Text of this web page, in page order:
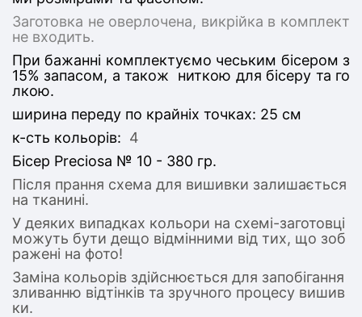
Заготовка не оверлочена, викрійка в комплект
не входить.
При бажанні комплектуємо чеським бісером з
15% запасом, а також ниткою для бісеру та го
лкою.
ширина переду по крайніх точках: 25 см
к-сть кольорів: 4
Бісер Preciosa № 10 - 380 гр.
Після прання схема для вишивки залишається
на тканині.
У деяких випадках кольори на схемі-заготовці
можуть бути дещо відмінними від тих, що зоб
ражені на фото!
Заміна кольорів здійснюється для запобігання
зливанню відтінків та зручного процесу вишив
ки.